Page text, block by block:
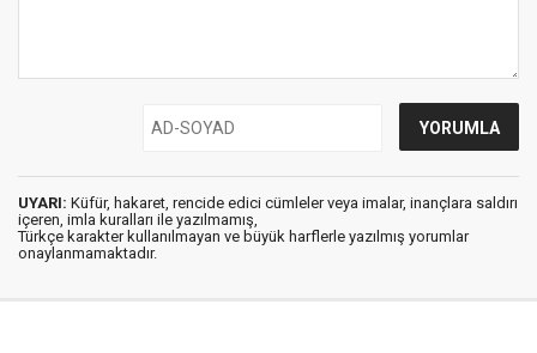
UYARI: Küfür, hakaret, rencide edici cümleler veya imalar, inançlara saldırı
içeren, imla kuralları ile yazılmamış,
Türkçe karakter kullanılmayan ve büyük harflerle yazılmış yorumlar
onaylanmamaktadır.